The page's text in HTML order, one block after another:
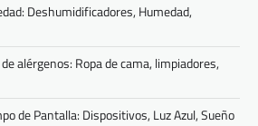
Deshumidificadores, Humedad,
alérgenos: Ropa de cama, limpiadores,
de Pantalla: Dispositivos, Luz Azul, Sueño